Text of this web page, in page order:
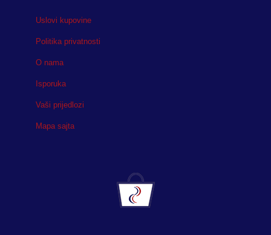
Uslovi kupovine
Politika privatnosti
O nama
Isporuka
Vaši prijedlozi
Mapa sajta